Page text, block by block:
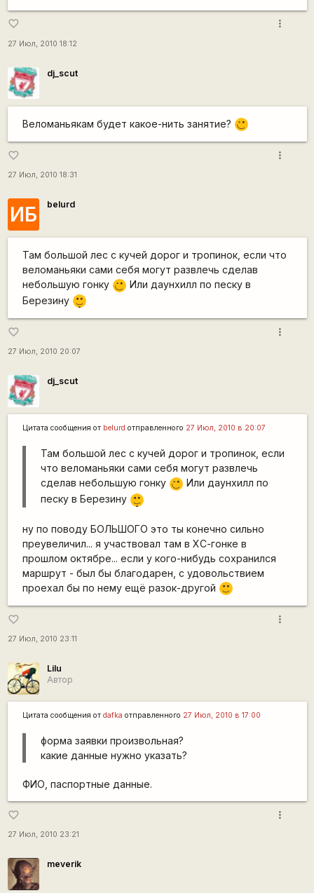
favorite_border
27 Июл, 2010 18:12
more_vert
dj_scut
Веломаньякам будет какое-нить занятие? ;)
favorite_border
27 Июл, 2010 18:31
more_vert
ИБ belurd
Там большой лес с кучей дорог и тропинок, если что
веломаньяки сами себя могут развлечь сделав
небольшую гонку ;)
Или даунхилл по песку в
Березину
|-)
_)
favorite_border
27 Июл, 2010 20:07
more_vert
dj_scut
Цитата сообщения от belurd отправленного 27 Июл, 2010 в 20:07
Там большой лес с кучей дорог и тропинок, если
что веломаньяки сами себя могут развлечь
сделав небольшую гонку ;)
Или даунхилл по
песку в Березину
|-)
_)
ну по поводу БОЛЬШОГО это ты конечно сильно
преувеличил... я участвовал там в ХС-гонке в
прошлом октябре... если у кого-нибудь сохранился
маршрут - был бы благодарен, с удовольствием
проехал бы по нему ещё разок-другой
:)
favorite_border
27 Июл, 2010 23:11
more_vert
Lilu
Автор
Цитата сообщения от dafka отправленного 27 Июл, 2010 в 17:00
форма заявки произвольная?
какие данные нужно указать?
ФИО, паспортные данные.
favorite_border
27 Июл, 2010 23:21
more_vert
meverik